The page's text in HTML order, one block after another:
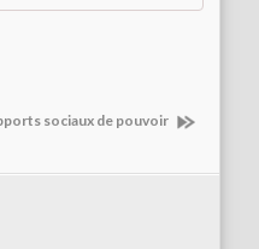
sociaux de pouvoir